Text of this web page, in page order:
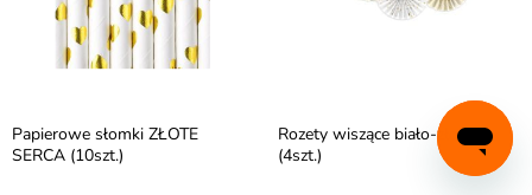
Papierowe słomki ZŁOTE
SERCA (10szt.)
Rozety wiszące biało-złote
(4szt.)